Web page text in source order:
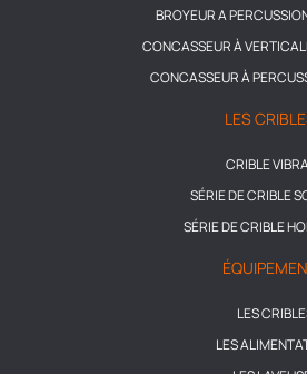
BROYEUR A
CONCASSEUR À
CONCASSEUR À
LES
CRIBLE
SÉRIE DE CRIBLE
SÉRIE DE CRIBLE
LES
LES